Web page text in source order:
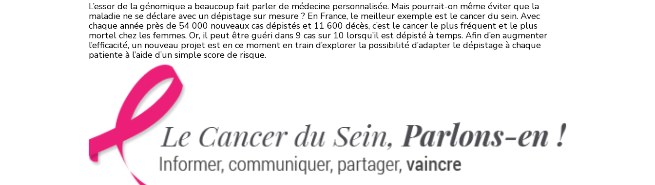
L’essor de la génomique a beaucoup fait parler de médecine personnalisée. Mais pourrait-on même éviter que la
maladie ne se déclare avec un dépistage sur mesure ? En France, le meilleur exemple est le cancer du sein. Avec
chaque année près de 54 000 nouveaux cas dépistés et 11 600 décès, c’est le cancer le plus fréquent et le plus
mortel chez les femmes. Or, il peut être guéri dans 9 cas sur 10 lorsqu’il est dépisté à temps. Afin d’en augmenter
l’efficacité, un nouveau projet est en ce moment en train d’explorer la possibilité d’adapter le dépistage à chaque
patiente à l’aide d’un simple score de risque.